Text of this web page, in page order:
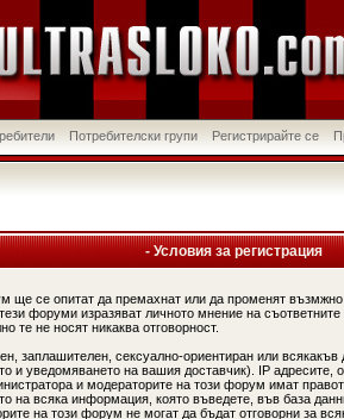
Потребителски групи Регистрирайте се
- Условия за регистрация
ще се опитат да премахнат или да променят
форуми изразяват личното мнение на
те не носят никаква отговорност.
заплашителен, сексуално-ориентиран или
и уведомяването на вашия доставчик). IP
и модераторите на този форум имат
на всяка информация, която въведете, във база
на този форум не могат да бъдат отговорни за